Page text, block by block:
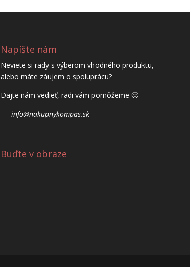
Napíšte nám
Neviete si rady s výberom vhodného produktu,
alebo máte záujem o spoluprácu?
Dajte nám vedieť, radi vám pomôžeme 🙂
info@nakupnykompas.sk
Buďte v obraze